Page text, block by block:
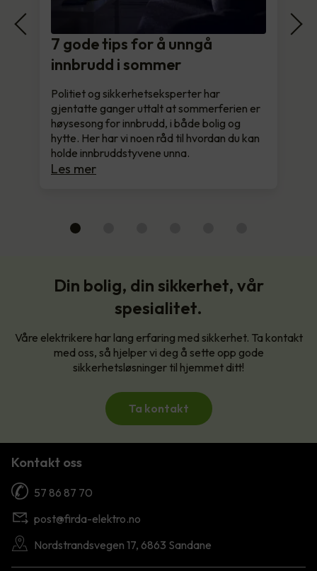
7 gode tips for å unngå
innbrudd i sommer
Politiet og sikkerhetseksperter har
gjentatte ganger uttalt at sommerferien er
høysesong for innbrudd, i både bolig og
hytte. Her har vi noen råd til hvordan du kan
holde innbruddstyvene unna.
Les mer
Din bolig, din sikkerhet, vår
spesialitet.
Våre elektrikere har lang erfaring med sikkerhet. Ta kontakt
med oss, så hjelper vi deg å sette opp gode
sikkerhetsløsninger til hjemmet ditt!
Ta kontakt
Kontakt oss
57 86 87 70
post@firda-elektro.no
Nordstrandsvegen 17, 6863 Sandane